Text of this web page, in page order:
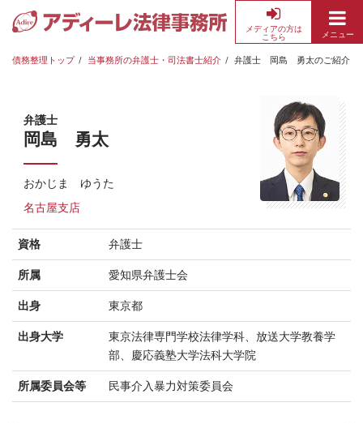
務
料
相
談
な
ら
ア
デ
レ
メディアの方は
こちら
メニュー
債務整理トップ 当事務所の弁護士・司法書士紹介 弁護士 岡島 勇太のご紹介
弁護士
岡島 勇太
おかじま ゆうた
名古屋支店
資格 弁護士
所属 愛知県弁護士会
出身 東京都
出身大学
東京法律専門学校法律学科、放送大学教養学
部、慶応義塾大学法科大学院
所属委員会等 民事介入暴力対策委員会